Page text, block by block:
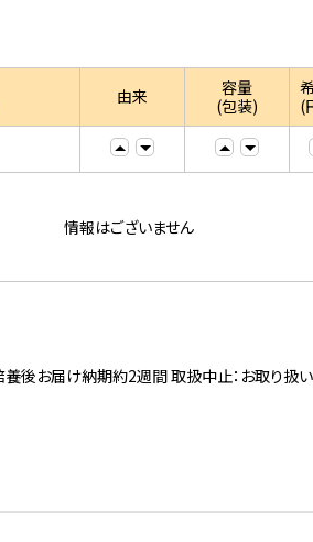
由来
容量
(包装)
(
情報はございません
お届け納期約2週間 取扱中止：お取り扱い